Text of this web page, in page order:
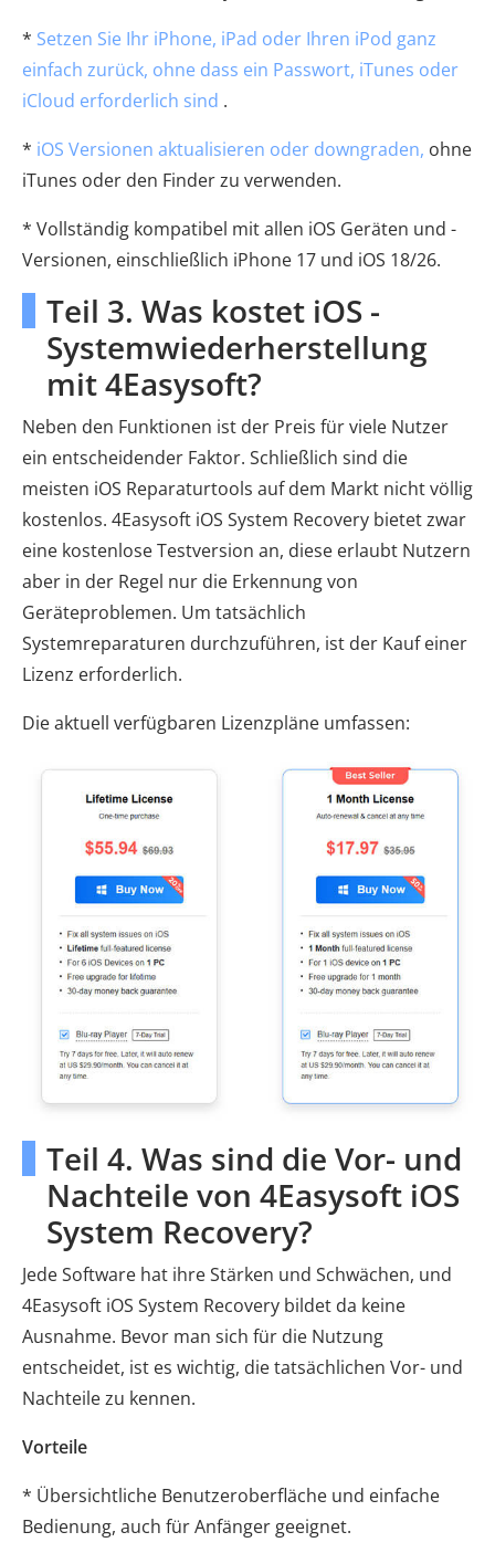
* Setzen Sie Ihr iPhone, iPad oder Ihren iPod ganz
einfach zurück, ohne dass ein Passwort, iTunes oder
iCloud erforderlich sind .
* iOS Versionen aktualisieren oder downgraden, ohne
iTunes oder den Finder zu verwenden.
* Vollständig kompatibel mit allen iOS Geräten und -
Versionen, einschließlich iPhone 17 und iOS 18/26.
Teil 3. Was kostet iOS -
Systemwiederherstellung
mit 4Easysoft?
Neben den Funktionen ist der Preis für viele Nutzer
ein entscheidender Faktor. Schließlich sind die
meisten iOS Reparaturtools auf dem Markt nicht völlig
kostenlos. 4Easysoft iOS System Recovery bietet zwar
eine kostenlose Testversion an, diese erlaubt Nutzern
aber in der Regel nur die Erkennung von
Geräteproblemen. Um tatsächlich
Systemreparaturen durchzuführen, ist der Kauf einer
Lizenz erforderlich.
Die aktuell verfügbaren Lizenzpläne umfassen:
Teil 4. Was sind die Vor- und
Nachteile von 4Easysoft iOS
System Recovery?
Jede Software hat ihre Stärken und Schwächen, und
4Easysoft iOS System Recovery bildet da keine
Ausnahme. Bevor man sich für die Nutzung
entscheidet, ist es wichtig, die tatsächlichen Vor- und
Nachteile zu kennen.
Vorteile
* Übersichtliche Benutzeroberfläche und einfache
Bedienung, auch für Anfänger geeignet.